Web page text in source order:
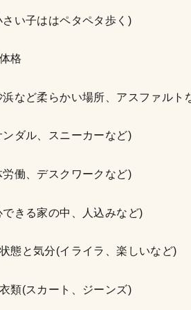
さい子ははペタペタ歩く)
格
浜など柔らかい場所、アスファルト
ンダル、スニーカーなど)
労働、デスクワークなど)
できる家の中、人込みなど)
態と気分(イライラ、楽しいなど)
類(スカート、ジーンズ)